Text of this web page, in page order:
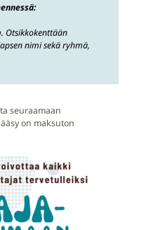
Otsikkokenttään
nimi sekä ryhmä,
seuraamaan
on maksuton